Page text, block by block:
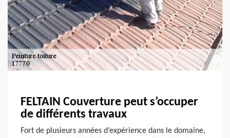
FELTAIN Couverture peut s’occuper
de différents travaux
Fort de plusieurs années d’expérience dans le domaine,